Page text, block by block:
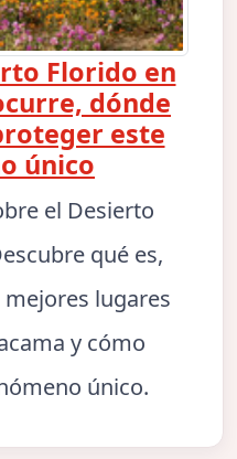
Florido en
dónde
este
único
el Desierto
qué es,
lugares
y cómo
único.